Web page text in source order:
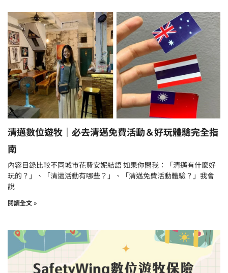
清邁數位遊牧｜必去清邁免費活動＆好玩體驗完全指
南
內容目錄比較不同城市花費安妮結語 如果你問我：「清邁有什麼好
玩的？」、「清邁活動有哪些？」、「清邁免費活動體驗？」我會
說
閱讀全文 »